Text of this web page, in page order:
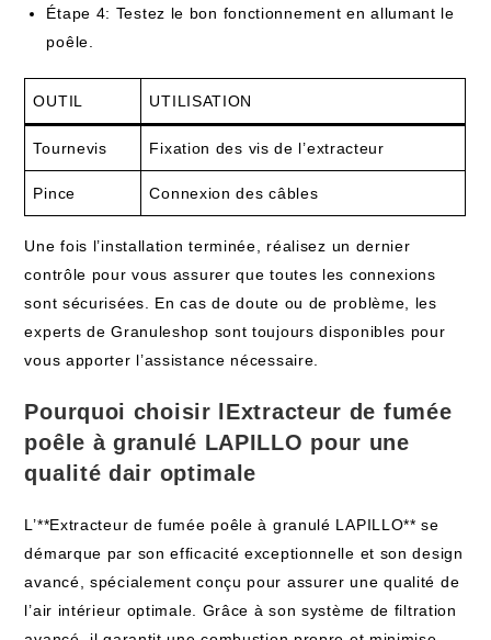
Étape 4: Testez le bon fonctionnement en allumant le
poêle.
OUTIL UTILISATION
Tournevis Fixation des vis de l’extracteur
Pince Connexion des câbles
Une fois l’installation terminée, réalisez un dernier
contrôle pour vous assurer que toutes les connexions
sont sécurisées. En cas de doute ou de problème, les
experts de Granuleshop sont toujours disponibles pour
vous apporter l’assistance nécessaire.
Pourquoi choisir lExtracteur de fumée
poêle à granulé LAPILLO pour une
qualité dair optimale
L’**Extracteur de fumée poêle à granulé LAPILLO** se
démarque par son efficacité exceptionnelle et son design
avancé, spécialement conçu pour assurer une qualité de
l’air intérieur optimale. Grâce à son système de filtration